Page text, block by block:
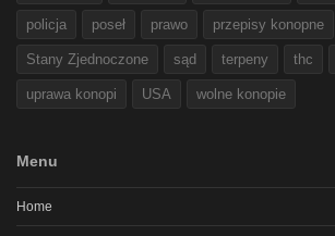
policja poseł prawo przepisy konopne
Stany Zjednoczone sąd terpeny thc
uprawa konopi USA wolne konopie
Menu
Home